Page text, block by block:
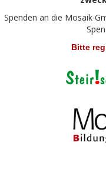
Spenden an die Mosaik
Bitte